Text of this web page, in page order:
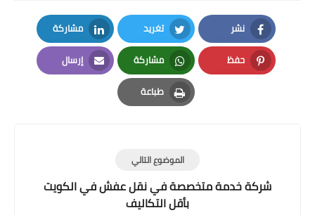
نشر
Facebook
تغريد
Twitter
مشاركة
LinkedIn
حفظ
Pinterest
مشاركة
Whatsapp
إرسال
Email
طباعة
Print
الموضوع التالي
شركة خدمة متخصصة في نقل عفش في الكويت
بأقل التكاليف